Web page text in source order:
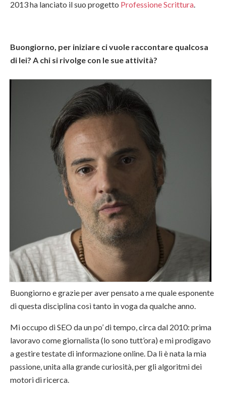
2013 ha lanciato il suo progetto Professione Scrittura
Buongiorno, per iniziare ci vuole raccontare qualcosa
di lei? A chi si rivolge con le sue attività?
Buongiorno e grazie per aver pensato a me quale esponente
di questa disciplina così tanto in voga da qualche anno.
Mi occupo di SEO da un po’ di tempo, circa dal 2010: prima
lavoravo come giornalista (lo sono tutt’ora) e mi prodigavo
a gestire testate di informazione online. Da lì è nata la mia
passione, unita alla grande curiosità, per gli algoritmi dei
motori di ricerca.